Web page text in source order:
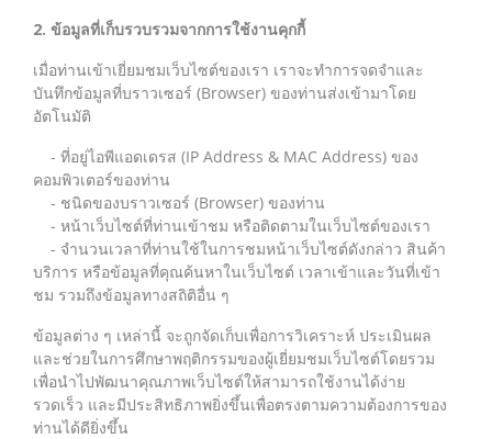
2. ข้อมูลที่เก็บรวบรวมจากการใช้งานคุกกี้
เมื่อท่านเข้าเยี่ยมชมเว็บไซต์ของเรา เราจะทำการจดจำและ
บันทึกข้อมูลที่บราวเซอร์ (Browser) ของท่านส่งเข้ามาโดย
อัตโนมัติ
- ที่อยู่ไอพีแอดเดรส (IP Address & MAC Address) ของ
คอมพิวเตอร์ของท่าน
- ชนิดของบราวเซอร์ (Browser) ของท่าน
- หน้าเว็บไซต์ที่ท่านเข้าชม หรือติดตามในเว็บไซต์ของเรา
- จำนวนเวลาที่ท่านใช้ในการชมหน้าเว็บไซต์ดังกล่าว สินค้า
บริการ หรือข้อมูลที่คุณค้นหาในเว็บไซต์ เวลาเข้าและวันที่เข้า
ชม รวมถึงข้อมูลทางสถิติอื่น ๆ
ข้อมูลต่าง ๆ เหล่านี้ จะถูกจัดเก็บเพื่อการวิเคราะห์ ประเมินผล
และช่วยในการศึกษาพฤติกรรมของผู้เยี่ยมชมเว็บไซต์โดยรวม
เพื่อนำไปพัฒนาคุณภาพเว็บไซต์ให้สามารถใช้งานได้ง่าย
รวดเร็ว และมีประสิทธิภาพยิ่งขึ้นเพื่อตรงตามความต้องการของ
ท่านได้ดียิ่งขึ้น